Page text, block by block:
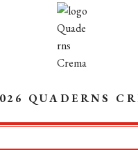
QUADERNS